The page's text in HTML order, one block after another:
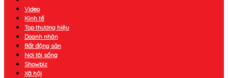
Video
Kinh tế
Top thương hiệu
Doanh nhân
Bất động sản
Nơi tôi sống
Showbiz
Xã hội